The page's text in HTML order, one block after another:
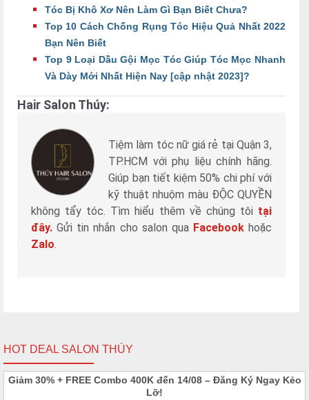
Tóc Bị Khô Xơ Nên Làm Gì Bạn Biết Chưa?
Top 10 Cách Chống Rụng Tóc Hiệu Quả Nhất 2022
Bạn Nên Biết
Top 9 Loại Dầu Gội Mọc Tóc Giúp Tóc Mọc Nhanh
Và Dày Mới Nhất Hiện Nay [cập nhật 2023]?
Hair Salon Thúy:
Tiệm làm tóc nữ giá rẻ tại Quận 3,
TP.HCM với phụ liệu chính hãng.
Giúp bạn tiết kiệm 50% chi phí với
kỹ thuật nhuộm màu ĐỘC QUYỀN
không tẩy tóc. Tìm hiểu thêm về chúng tôi tại
đây.Gửi tin nhắn cho salon qua Facebookhoặc
Zalo.
HOT DEAL SALON THÚY
Giảm 30% + FREE Combo 400K đến 14/08 – Đăng Ký Ngay Kẻo
Lỡ!